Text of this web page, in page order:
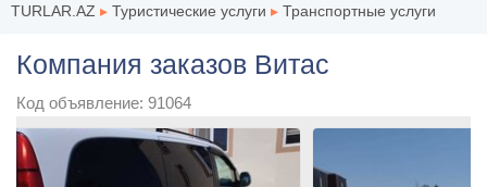
TURLAR.AZ ▸ Туристические услуги ▸ Транспортные услуги
Компания заказов Витас
Код объявление: 91064